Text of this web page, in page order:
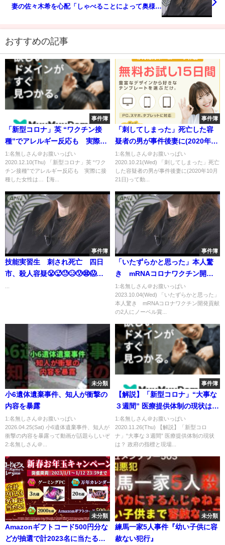
妻の佐々木希を心配「しゃべることによって奥様が
おすすめの記事
事件簿
「新型コロナ」英 “ワクチン接
種”でアレルギー反応も 実際に
接種した女性は…【海外コロナ
まとめ】（2020年12月10日放送
「news every.」より）
1:名無しさん＠お腹いっぱい
2020.12.10(Thu) 「新型コロナ」英 “ワク
チン接種”でアレルギー反応も 実際に接
種した女性は…【海...
事件簿
「刺してしまった」死亡した容
疑者の男が事件後妻に(2020年10
月21日)
1:名無しさん＠お腹いっぱい
2020.10.21(Wed) 「刺してしまった」死亡
した容疑者の男が事件後妻に(2020年10月
21日)って動...
事件簿
技能実習生 刺され死亡 四日
市、殺人容疑😤🥵😓😥😰😨😱🥶
事件簿
「いたずらかと思った」本人驚
き mRNAコロナワクチン開発
貢献の2人にノーベル賞【知って
おきたい！】(2023年10月3日)
1:名無しさん＠お腹いっぱい
2023.10.04(Wed) 「いたずらかと思った」
本人驚き mRNAコロナワクチン開発貢献
の2人にノーベル賞...
未分類
小6遺体遺棄事件、知人が衝撃の
内容を暴露
1:名無しさん＠お腹いっぱい
2026.04.25(Sat) 小6遺体遺棄事件、知人が
衝撃の内容を暴露って動画が話題らしいぞ
2:名無しさん＠...
事件簿
【解説】「新型コロナ」“大事な
３週間” 医療提供体制の現状は？
政府の指標と現場感覚にズレ
（2020年11月26日16時ごろ放送
「news every.」より）
1:名無しさん＠お腹いっぱい
2020.11.26(Thu) 【解説】「新型コロ
ナ」“大事な３週間” 医療提供体制の現状
は？ 政府の指標と現場...
未分類
Amazonギフトコード500円分な
どが抽選で計2023名に当たる！
未分類
練馬一家5人事件『幼い子供に容
赦ない犯行』